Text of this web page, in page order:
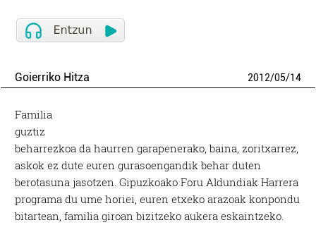
Goierriko Hitza 2012/05/14
Familia
guztiz
beharrezkoa da haurren garapenerako, baina, zoritxarrez,
askok ez dute euren gurasoengandik behar duten
berotasuna jasotzen. Gipuzkoako Foru Aldundiak Harrera
programa du ume horiei, euren etxeko arazoak konpondu
bitartean, familia giroan bizitzeko aukera eskaintzeko.